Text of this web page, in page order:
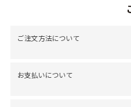
ご注文方法について
お支払いについて